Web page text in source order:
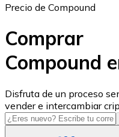
USD Coin
USDC
Precio de Compound
Comprar
Compound
Disfruta de un proceso
vender e intercambiar